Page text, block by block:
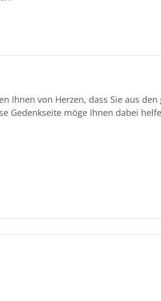
Ihnen von Herzen, dass Sie aus
Gedenkseite möge Ihnen dabei